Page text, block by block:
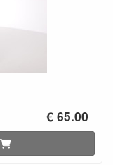
€ 65.00